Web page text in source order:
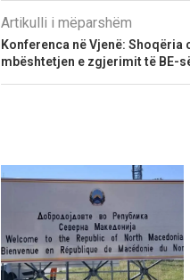
Artikulli i mëparshëm
Konferenca në Vjenë: Shoqëria
mbështetjen e zgjerimit të BE-